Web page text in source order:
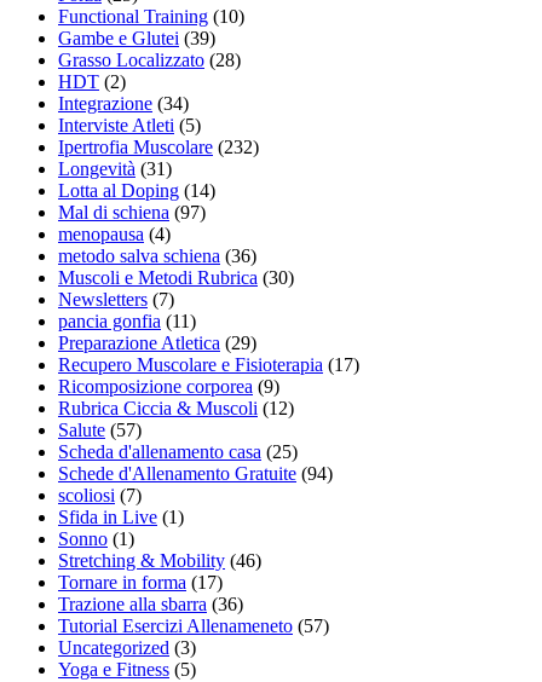
Functional Training (10)
Gambe e Glutei (39)
Grasso Localizzato (28)
HDT (2)
Integrazione (34)
Interviste Atleti (5)
Ipertrofia Muscolare (232)
Longevità (31)
Lotta al Doping (14)
Mal di schiena (97)
menopausa (4)
metodo salva schiena (36)
Muscoli e Metodi Rubrica (30)
Newsletters (7)
pancia gonfia (11)
Preparazione Atletica (29)
Recupero Muscolare e Fisioterapia (17)
Ricomposizione corporea (9)
Rubrica Ciccia & Muscoli (12)
Salute (57)
Scheda d'allenamento casa (25)
Schede d'Allenamento Gratuite (94)
scoliosi (7)
Sfida in Live (1)
Sonno (1)
Stretching & Mobility (46)
Tornare in forma (17)
Trazione alla sbarra (36)
Tutorial Esercizi Allenameneto (57)
Uncategorized (3)
Yoga e Fitness (5)